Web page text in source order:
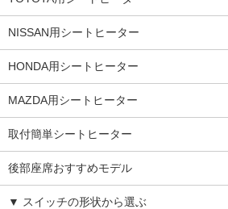
NISSAN用シートヒーター
HONDA用シートヒーター
MAZDA用シートヒーター
取付簡単シートヒーター
後部座席おすすめモデル
▼ スイッチの形状から選ぶ